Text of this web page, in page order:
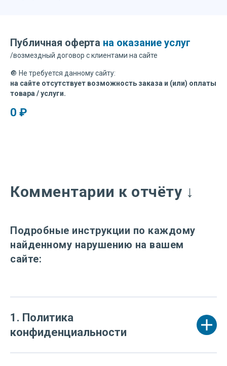
Публичная оферта на оказание услуг
/возмездный договор с клиентами на сайте
🔘 Не требуется данному сайту:
на сайте отсутствует возможность заказа и (или) оплаты
товара / услуги.
0 ₽
Комментарии к отчёту ↓
Подробные инструкции по каждому
найденному нарушению на вашем
сайте:
1. Политика
конфиденциальности